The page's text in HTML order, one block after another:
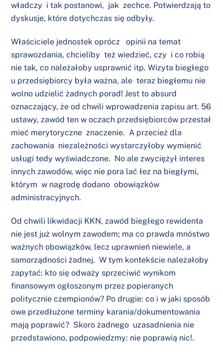
władczy i tak postanowi, jak zechce. Potwierdzają to
dyskusje, które dotychczas się odbyły.
Właściciele jednostek oprócz opinii na temat
sprawozdania, chcieliby też wiedzieć, czy i co robią
nie tak, co należałoby usprawnić itp. Wizyta biegłego
u przedsiębiorcy była ważna, ale teraz biegłemu nie
wolno udzielić żadnych porad! Jest to absurd
oznaczający, że od chwili wprowadzenia zapisu art. 56
ustawy, zawód ten w oczach przedsiębiorców przestał
mieć merytoryczne znaczenie. A przecież dla
zachowania niezależności wystarczyłoby wymienić
usługi tedy wyświadczone. No ale zwyciężył interes
innych zawodów, więc nie pora lać łez na biegłymi,
którym w nagrodę dodano obowiązków
administracyjnych.
Od chwili likwidacji KKN, zawód biegłego rewidenta
nie jest już wolnym zawodem; ma co prawda mnóstwo
ważnych obowiązków, lecz uprawnień niewiele, a
samorządności żadnej. W tym kontekście należałoby
zapytać: kto się odważy sprzeciwić wynikom
finansowym ogłoszonym przez popieranych
politycznie czempionów? Po drugie: co i w jaki sposób
owe przedłużone terminy karania/dokumentowania
mają poprawić? Skoro żadnego uzasadnienia nie
przedstawiono, podpowiedzmy: nie poprawią nic!.